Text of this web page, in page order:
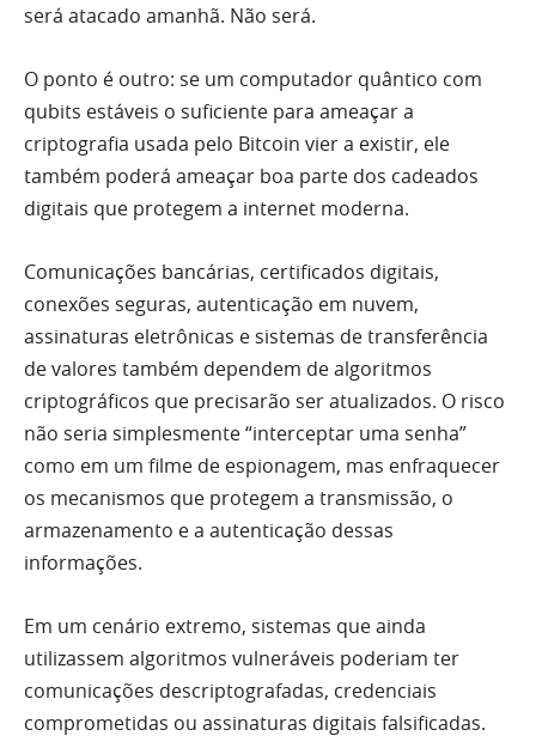
será atacado amanhã. Não será.
O ponto é outro: se um computador quântico com
qubits estáveis o suficiente para ameaçar a
criptografia usada pelo Bitcoin vier a existir, ele
também poderá ameaçar boa parte dos cadeados
digitais que protegem a internet moderna.
Comunicações bancárias, certificados digitais,
conexões seguras, autenticação em nuvem,
assinaturas eletrônicas e sistemas de transferência
de valores também dependem de algoritmos
criptográficos que precisarão ser atualizados. O risco
não seria simplesmente “interceptar uma senha”
como em um filme de espionagem, mas enfraquecer
os mecanismos que protegem a transmissão, o
armazenamento e a autenticação dessas
informações.
Em um cenário extremo, sistemas que ainda
utilizassem algoritmos vulneráveis poderiam ter
comunicações descriptografadas, credenciais
comprometidas ou assinaturas digitais falsificadas.